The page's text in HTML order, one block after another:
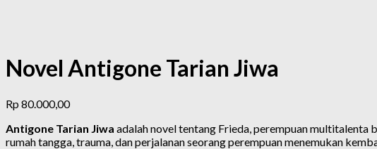
Novel Antigone Tarian Jiwa
Rp 80.000,00
Antigone Tarian Jiwa adalah novel tentang Frieda, perempuan multitalenta
rumah tangga, trauma, dan perjalanan seorang perempuan menemukan